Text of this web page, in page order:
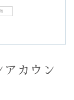
カウン